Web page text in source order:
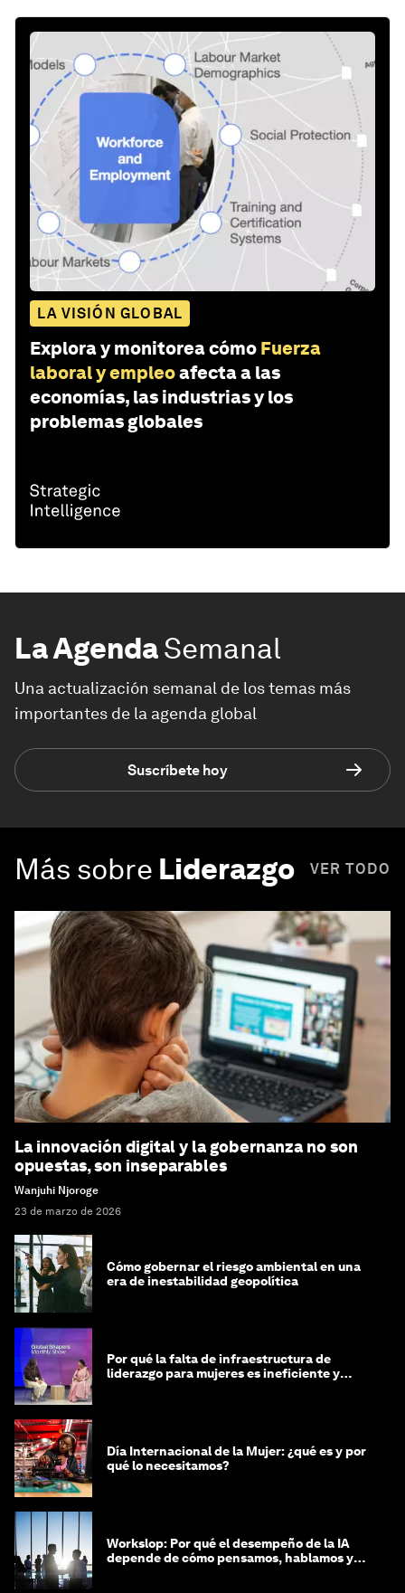
LA VISIÓN GLOBAL
Explora y monitorea cómo Fuerza
laboral y empleoafecta a las
economías, las industrias y los
problemas globales
La AgendaSemanal
Una actualización semanal de los temas más
importantes de la agenda global
Suscríbete hoy
Más sobre Liderazgo VER TODO
La innovación digital y la gobernanza no son
opuestas, son inseparables
Wanjuhi Njoroge
23 de marzo de 2026
Cómo gobernar el riesgo ambiental en una
era de inestabilidad geopolítica
Por qué la falta de infraestructura de
liderazgo para mujeres es ineficiente y
Día Internacional de la Mujer: ¿qué es y por
qué lo necesitamos?
Workslop: Por qué el desempeño de la IA
depende de cómo pensamos, hablamos y